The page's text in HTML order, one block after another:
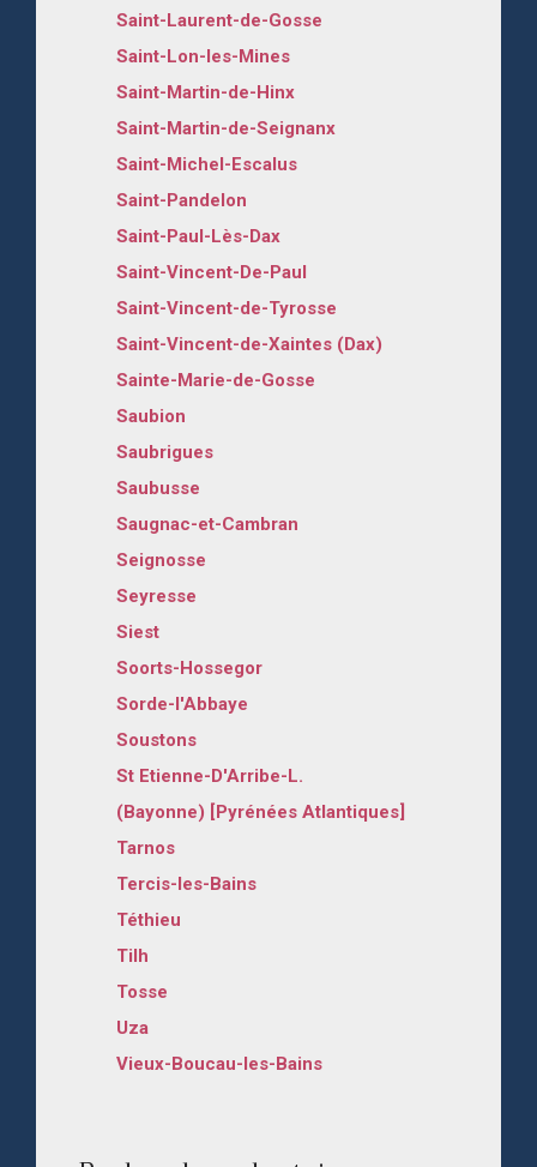
Saint-Laurent-de-Gosse
Saint-Lon-les-Mines
Saint-Martin-de-Hinx
Saint-Martin-de-Seignanx
Saint-Michel-Escalus
Saint-Pandelon
Saint-Paul-Lès-Dax
Saint-Vincent-De-Paul
Saint-Vincent-de-Tyrosse
Saint-Vincent-de-Xaintes (Dax)
Sainte-Marie-de-Gosse
Saubion
Saubrigues
Saubusse
Saugnac-et-Cambran
Seignosse
Seyresse
Siest
Soorts-Hossegor
Sorde-l'Abbaye
Soustons
St Etienne-D'Arribe-L.
(Bayonne) [Pyrénées Atlantiques]
Tarnos
Tercis-les-Bains
Téthieu
Tilh
Tosse
Uza
Vieux-Boucau-les-Bains